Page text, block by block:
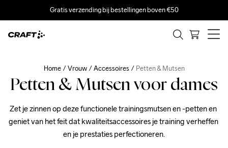
Gratis verzending bij bestellingen boven €50
Home Vrouw Accessoires Petten & Mutsen
Petten & Mutsen voor dames
Zet je zinnen op deze functionele trainingsmutsen en -petten en
geniet van het feit dat kwaliteitsaccessoires je training verheffen
en je prestaties perfectioneren.